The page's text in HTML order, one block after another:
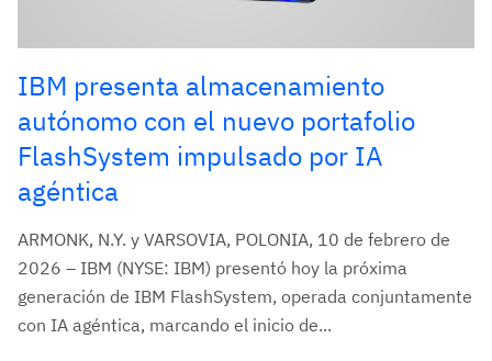
IBM presenta almacenamiento
autónomo con el nuevo portafolio
FlashSystem impulsado por IA
agéntica
ARMONK, N.Y. y VARSOVIA, POLONIA, 10 de febrero de
2026 – IBM (NYSE: IBM) presentó hoy la próxima
generación de IBM FlashSystem, operada conjuntamente
con IA agéntica, marcando el inicio de...